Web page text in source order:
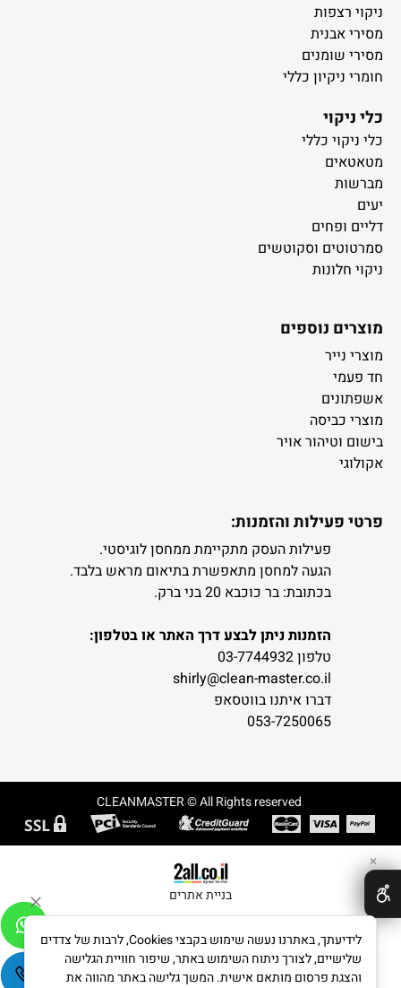
ניקוי רצפות
מסירי אבנית
מסירי שומנים
חומרי ניקיון כללי
כלי ניקוי
כלי ניקוי כללי
מטאטאים
מברשות
יעים
דליים ופחים
סמרטוטים וסקוטשים
ניקוי חלונות
מוצרים נוספים
מוצרי נייר
חד פעמי
אשפתונים
מוצרי כביסה
בישום וטיהור אויר
אקולוגי
פרטי פעילות והזמנות:
פעילות העסק מתקיימת ממחסן לוגיסטי.
הגעה למחסן מתאפשרת בתיאום מראש בלבד.
בכתובת: בר כוכבא 20 בני ברק.
הזמנות ניתן לבצע דרך האתר או בטלפון:
טלפון 03-7744932
shirly@clean-master.co.il
דברו איתנו בווטסאפ
053-7250065
בניית אתרים
✕
לידיעתך, באתרנו נעשה שימוש בקבצי Cookies, לרבות של צדדים
שלישיים, לצורך ניתוח השימוש באתר, שיפור חוויית הגלישה
והצגת פרסום מותאם אישית. המשך גלישה באתר מהווה את